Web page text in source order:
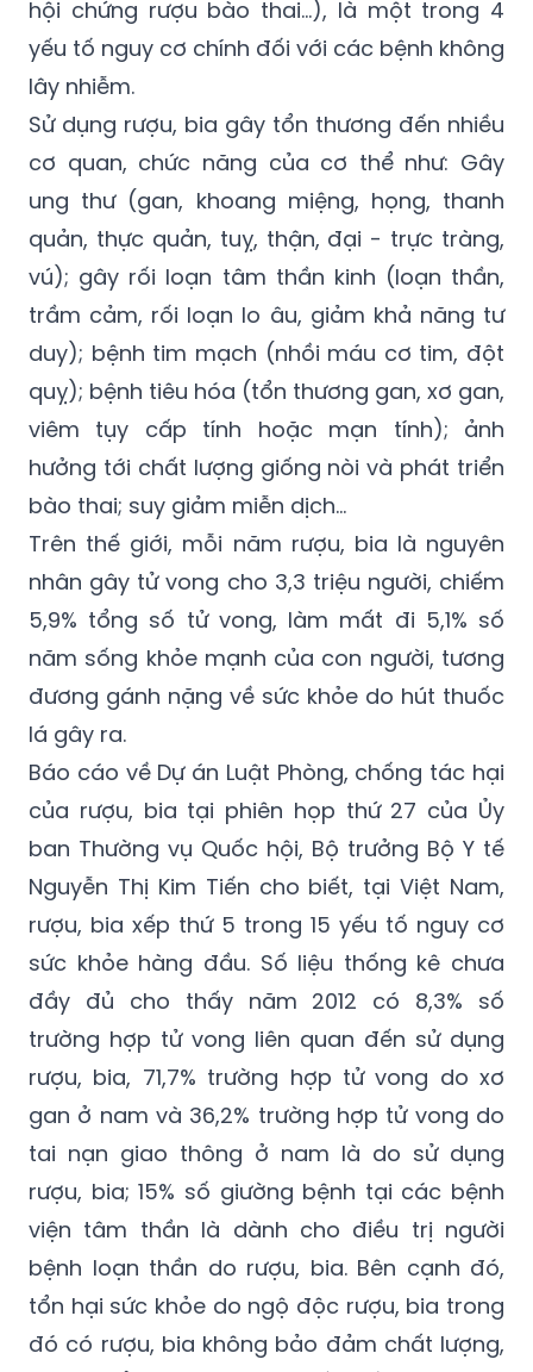
quốc tế ICD10 (một số tên bệnh đã có từ
rượu như loạn thần do rượu, xơ gan do rượu,
hội chứng rượu bào thai…), là một trong 4
yếu tố nguy cơ chính đối với các bệnh không
lây nhiễm.
Sử dụng rượu, bia gây tổn thương đến nhiều
cơ quan, chức năng của cơ thể như: Gây
ung thư (gan, khoang miệng, họng, thanh
quản, thực quản, tuỵ, thận, đại - trực tràng,
vú); gây rối loạn tâm thần kinh (loạn thần,
trầm cảm, rối loạn lo âu, giảm khả năng tư
duy); bệnh tim mạch (nhồi máu cơ tim, đột
quỵ); bệnh tiêu hóa (tổn thương gan, xơ gan,
viêm tụy cấp tính hoặc mạn tính); ảnh
hưởng tới chất lượng giống nòi và phát triển
bào thai; suy giảm miễn dịch…
Trên thế giới, mỗi năm rượu, bia là nguyên
nhân gây tử vong cho 3,3 triệu người, chiếm
5,9% tổng số tử vong, làm mất đi 5,1% số
năm sống khỏe mạnh của con người, tương
đương gánh nặng về sức khỏe do hút thuốc
lá gây ra.
Báo cáo về Dự án Luật Phòng, chống tác hại
của rượu, bia tại phiên họp thứ 27 của Ủy
ban Thường vụ Quốc hội, Bộ trưởng Bộ Y tế
Nguyễn Thị Kim Tiến cho biết, tại Việt Nam,
rượu, bia xếp thứ 5 trong 15 yếu tố nguy cơ
sức khỏe hàng đầu. Số liệu thống kê chưa
đầy đủ cho thấy năm 2012 có 8,3% số
trường hợp tử vong liên quan đến sử dụng
rượu, bia, 71,7% trường hợp tử vong do xơ
gan ở nam và 36,2% trường hợp tử vong do
tai nạn giao thông ở nam là do sử dụng
rượu, bia; 15% số giường bệnh tại các bệnh
viện tâm thần là dành cho điều trị người
bệnh loạn thần do rượu, bia. Bên cạnh đó,